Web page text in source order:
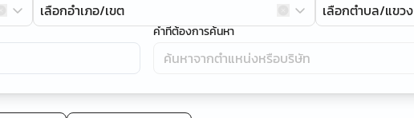
เลือกอำเภอ/เขต เลือกตำบล/แขวง
คำที่ต้องการค้นหา